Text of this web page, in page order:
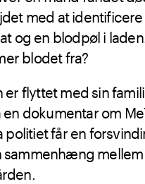
med at
og en blodpøl i
blodet fra?
er flyttet med sin
dokumentar om
får en